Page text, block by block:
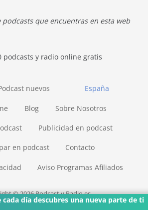
cada día descubres una nueva parte de ti
podcasts que encuentras en esta web
podcasts y radio online gratis
España
nuevos
Blog Sobre Nosotros
Publicidad en podcast
en podcast Contacto
Aviso Programas Afiliados
© 2026 Podcast y Radio.es